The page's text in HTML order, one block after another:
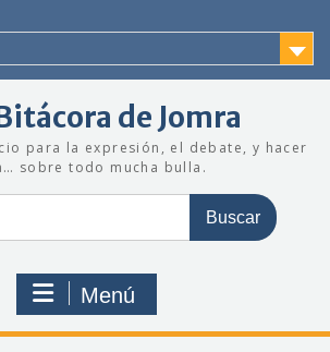
de Jomra
para la expresión, el debate, y hacer
sobre todo mucha bulla.
Menú